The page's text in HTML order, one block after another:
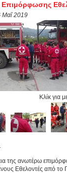
Επιμόρφωσης
Μαΐ 2019
Κλίκ για
της ανωτέρω
Εθελοντές από το